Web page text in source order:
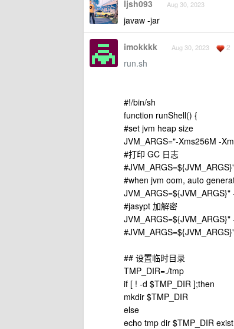
ljsh093 Aug 30, 2023
javaw -jar
imokkkk Aug 30, 2023 2
run.sh
#!/bin/sh
function runShell() {
#set jvm heap size
JVM_ARGS="-Xms256M -
#打印 GC 日志
#when jvm oom, auto
#jasypt 加解密
## 设置临时目录
TMP_DIR=./tmp
if [ ! -d $TMP_DIR ];then
mkdir $TMP_DIR
else
echo tmp dir $TMP_DIR exist